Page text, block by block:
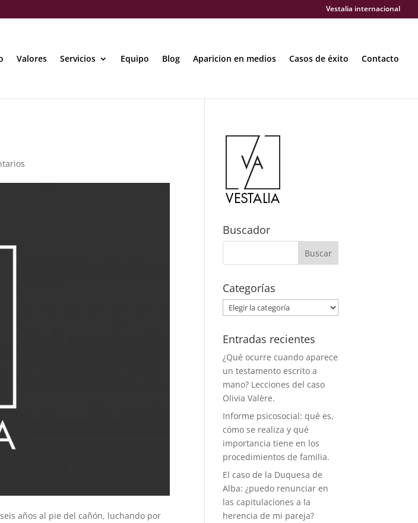
Vestalia internacional
Valores Servicios Equipo Blog Aparicion en medios Casos de éxito Contacto
años al pie del cañón, luchando por
Buscador
Categorías
Categorías
Entradas recientes
¿Qué ocurre cuando aparece
un testamento escrito a
mano? Lecciones del caso
Olivia Valère.
Informe psicosocial: qué es,
cómo se realiza y qué
importancia tiene en los
procedimientos de familia.
El caso de la Duquesa de
Alba: ¿puedo renunciar en
las capitulaciones a la
herencia de mi pareja?